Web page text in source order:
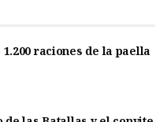
raciones de la paella